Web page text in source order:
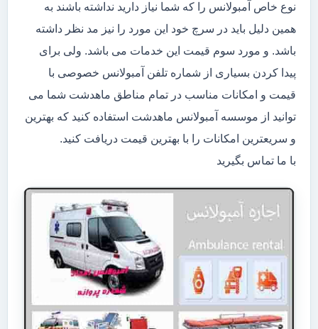
نوع خاص آمبولانس را که شما نیاز دارید نداشته باشند به
همین دلیل باید در سرچ خود این مورد را نیز مد نظر داشته
باشد. و مورد سوم قیمت این خدمات می باشد. ولی برای
پیدا کردن بسیاری از شماره تلفن آمبولانس خصوصی با
قیمت و امکانات مناسب در تمام مناطق ماهدشت شما می
توانید از موسسه آمبولانس ماهدشت استفاده کنید که بهترین
و سریعترین امکانات را با بهترین قیمت دریافت کنید.
با ما تماس بگیرید